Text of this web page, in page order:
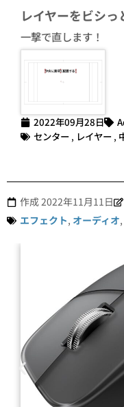
レイヤーをビシっ
一撃で直します！
2022年09月28日
センター , レイヤー ,
作成2022年11月11日
エフェクト, オーディオ,